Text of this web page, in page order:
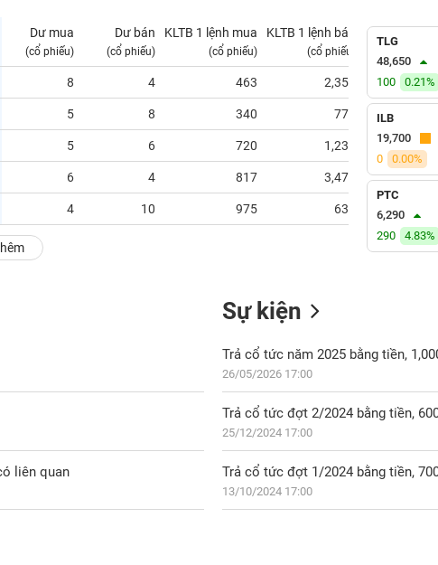
Dư mua
(cổ phiếu)
Dư bán
(cổ phiếu)
KLTB 1 lệnh mua
(cổ phiếu)
KLTB 1 lệnh bán
(cổ phiếu)
8 4 463 2,350 0.00
5 8 340 775
5 6 720 1,233 0.00
6 4 817 3,475 0.00
4 10 975 630
TLG
48,650
100
0.21%
ILB
19,700
0
0.00%
PTC
6,290
290
4.83%
liên quan
Sự kiện
Trả cổ tức năm 2025 bằng tiền,
26/05/2026 17:00
Trả cổ tức đợt 2/2024 bằng tiền,
25/12/2024 17:00
Trả cổ tức đợt 1/2024 bằng tiền,
13/10/2024 17:00